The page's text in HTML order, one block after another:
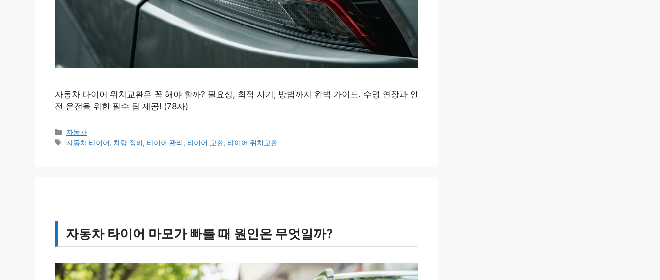
자동차 타이어 위치교환은 꼭 해야 할까? 필요성, 최적 시기, 방법까지 완벽 가이드. 수명 연장과 안
전 운전을 위한 필수 팁 제공! (78자)
카
테
자동차
태
자동차 타이어, 차량 정비, 타이어 관리, 타이어 교환, 타이어 위치교환
자동차 타이어 마모가 빠를 때 원인은 무엇일까?